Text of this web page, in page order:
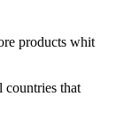
products whit
countries that